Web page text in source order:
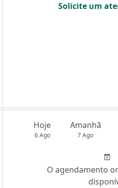
Solicite um
Hoje
6 Ago
Amanhã
7 Ago
O agendamento